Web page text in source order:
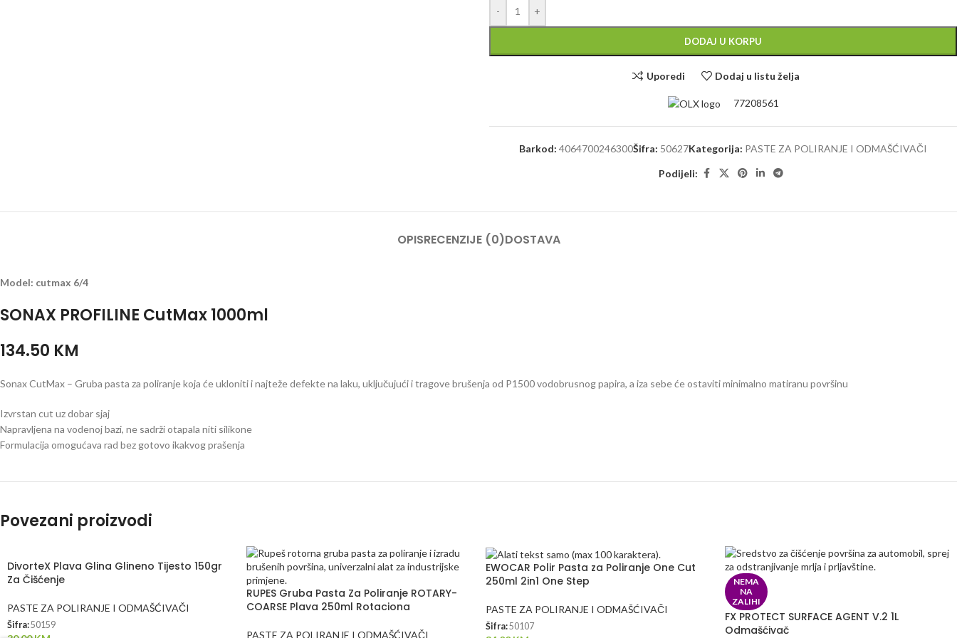
- +
DODAJ U KORPU
Uporedi Dodaj u listu želja
77208561
Barkod: 4064700246300Šifra: 50627Kategorija: PASTE ZA POLIRANJE I ODMAŠĆIVAČI
Podijeli:
OPISRECENZIJE (0)DOSTAVA
Model: cutmax 6/4
SONAX PROFILINE CutMax 1000ml
134.50 KM
Sonax CutMax – Gruba pasta za poliranje koja će ukloniti i najteže defekte na laku, uključujući i tragove brušenja od P1500 vodobrusnog papira, a iza sebe će ostaviti minimalno matiranu površinu
Izvrstan cut uz dobar sjaj
Napravljena na vodenoj bazi, ne sadrži otapala niti silikone
Formulacija omogućava rad bez gotovo ikakvog prašenja
Povezani proizvodi
DivorteX Plava Glina Glineno Tijesto 150gr
Za Čišćenje
PASTE ZA POLIRANJE I ODMAŠĆIVAČI
Šifra:50159
RUPES Gruba Pasta Za Poliranje ROTARY-
COARSE Plava 250ml Rotaciona
PASTE ZA POLIRANJE I ODMAŠĆIVAČI
EWOCAR Polir Pasta za Poliranje One Cut
250ml 2in1 One Step
PASTE ZA POLIRANJE I ODMAŠĆIVAČI
Šifra:50107
NEMA
NA
ZALIHI
FX PROTECT SURFACE AGENT V.2 1L
Odmašćivač